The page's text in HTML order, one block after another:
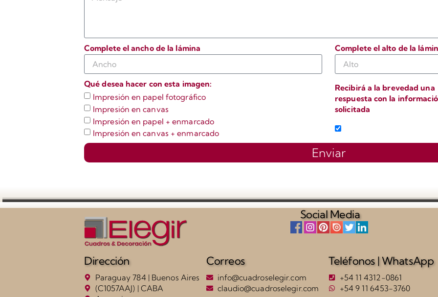
Complete el ancho de la lámina Complete el alto de la
Qué desea hacer con esta imagen:
Impresión en papel fotográfico
Impresión en canvas
Impresión en papel + enmarcado
Impresión en canvas + enmarcado
Recibirá a la brevedad una
respuesta con la
solicitada
Enviar
Social Media
Dirección
Paraguay 784 | Buenos Aires
(C1057AAJ) | CABA
Correos
info@cuadroselegir.com
claudio@cuadroselegir.com
Teléfonos | WhatsApp
+54 11 4312-0861
+54 9 11 6453-3760